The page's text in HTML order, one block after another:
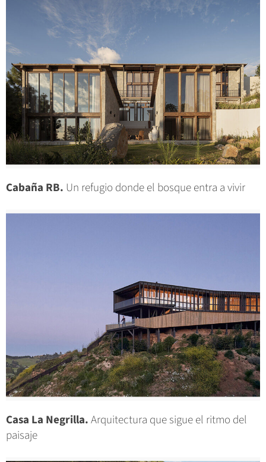
Cabaña RB. Un refugio donde el bosque entra a vivir
Casa La Negrilla.Arquitectura que sigue el ritmo del
paisaje